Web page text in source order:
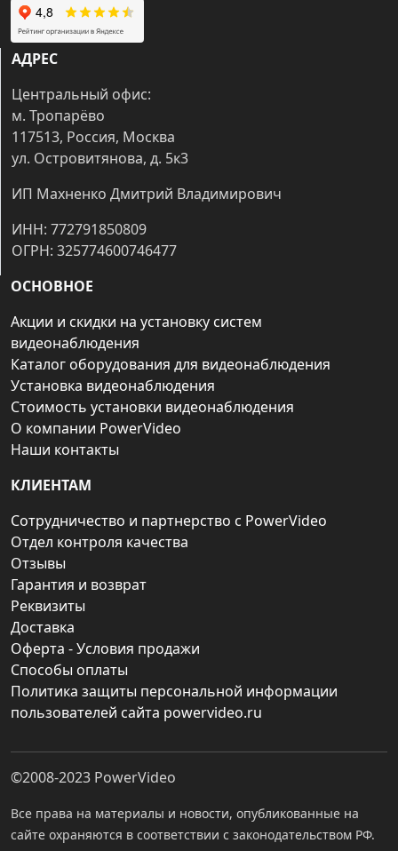
АДРЕС
Центральный офис:
м. Тропарёво
117513, Россия, Москва
ул. Островитянова, д. 5к3
ИП Махненко Дмитрий Владимирович
ИНН: 772791850809
ОГРН: 325774600746477
ОСНОВНОЕ
Акции и скидки на установку систем
видеонаблюдения
Каталог оборудования для видеонаблюдения
Установка видеонаблюдения
Стоимость установки видеонаблюдения
О компании PowerVideo
Наши контакты
КЛИЕНТАМ
Сотрудничество и партнерство с PowerVideo
Отдел контроля качества
Отзывы
Гарантия и возврат
Реквизиты
Доставка
Оферта - Условия продажи
Способы оплаты
Политика защиты персональной информации
пользователей сайта powervideo.ru
©2008-2023 PowerVideo
Все права на материалы и новости, опубликованные на
сайте охраняются в соответствии с законодательством РФ.